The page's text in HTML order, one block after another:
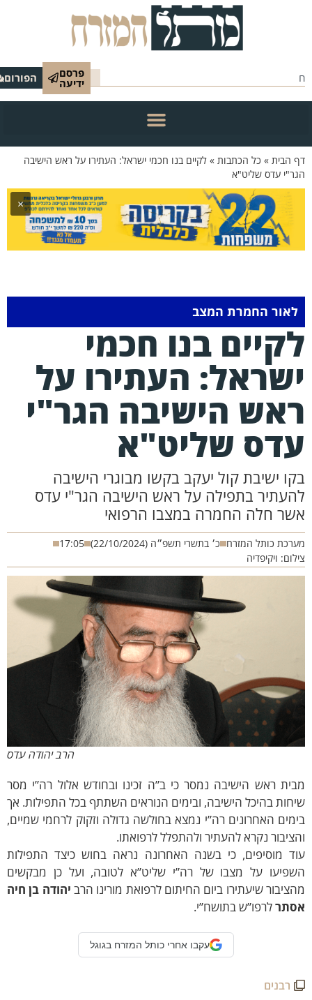
פרסם
ידיעה הפורום
הבית»כל הכתבות»לקיים בנו חכמי ישראל: העתירו על ראש הישיבה
עדס שליט"א
×
לאור החמרת המצב
בנו חכמי
העתירו על
הישיבה הגר"י
שליט"א
ישיבת קול יעקב בקשו מבוגרי הישיבה
בתפילה על ראש הישיבה הגר"י עדס
חלה החמרה במצבו הרפואי
כותל המזרח כ׳ בתשרי תשפ״ה (22/10/2024)
17:05
ויקיפדיה
הרב יהודה עדס
ראש הישיבה נמסר כי ב”ה זכינו ובחודש אלול רה”י מסר
בהיכל הישיבה, ובימים הנוראים השתתף בכל התפילות. אך
האחרונים רה”י נמצא בחולשה גדולה וזקוק לרחמי שמיים,
נקרא להעתיר ולהתפלל לרפואתו.
מוסיפים, כי בשנה האחרונה נראה בחוש כיצד התפילות
על מצבו של רה”י שליט”א לטובה, ועל כן מבקשים
שיעתירו ביום החיתום לרפואת מורינו הרביהודה בן חיה
לרפו”ש בתושח”י.
עקבו אחרי כותל המזרח בגוגל
רבנים